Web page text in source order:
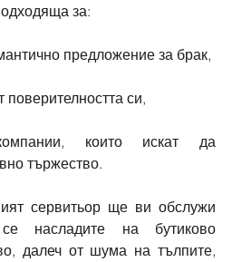
за:
предложение за брак,
си,
които искат да
тържество.
сервитьор ще ви обслужи
насладите на бутиково
далеч от шума на тълпите,